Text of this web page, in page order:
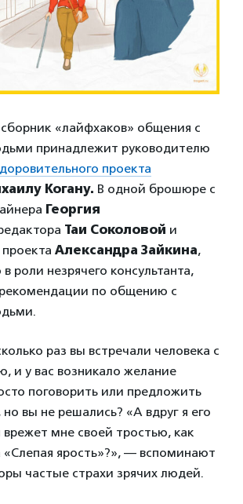
«лайфхаков» общения с
принадлежит руководителю
проекта
Когану. В одной брошюре с
Георгия
Таи Соколовой и
Александра Зайкина,
роли незрячего консультанта,
по общению с
раз вы встречали человека с
и у вас возникало желание
поговорить или предложить
вы не решались? «А вдруг я его
мне своей тростью, как
ярость»?», — вспоминают
частые страхи зрячих людей.